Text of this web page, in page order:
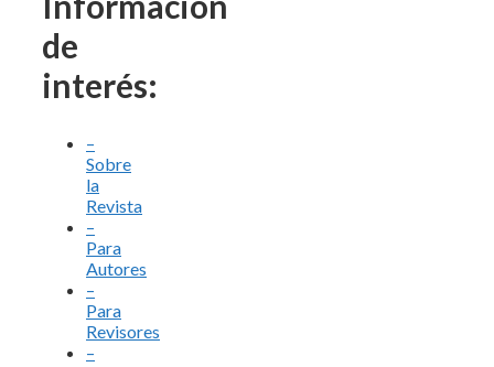
de
interés:
–
Sobre
la
Revista
–
Para
Autores
–
Para
Revisores
–